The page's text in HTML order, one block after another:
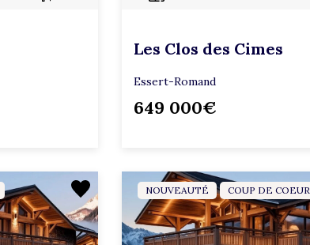
Les Clos des Cimes
Essert-Romand
649 000€
NOUVEAUTÉ COUP DE COEUR